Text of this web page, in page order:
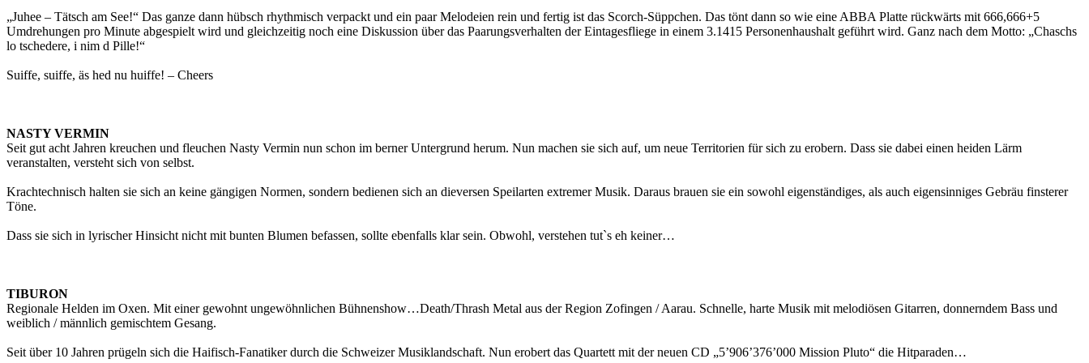
„Juhee – Tätsch am See!“ Das ganze dann hübsch rhythmisch verpackt und ein paar Melodeien rein und fertig ist das Scorch-Süppchen. Das tönt dann so wie eine ABBA Platte rückwärts mit 666,666+5
Umdrehungen pro Minute abgespielt wird und gleichzeitig noch eine Diskussion über das Paarungsverhalten der Eintagesfliege in einem 3.1415 Personenhaushalt geführt wird. Ganz nach dem Motto: „Chaschs
lo tschedere, i nim d Pille!“
Suiffe, suiffe, äs hed nu huiffe! – Cheers
NASTY VERMIN
Seit gut acht Jahren kreuchen und fleuchen Nasty Vermin nun schon im berner Untergrund herum. Nun machen sie sich auf, um neue Territorien für sich zu erobern. Dass sie dabei einen heiden Lärm
veranstalten, versteht sich von selbst.
Krachtechnisch halten sie sich an keine gängigen Normen, sondern bedienen sich an dieversen Speilarten extremer Musik. Daraus brauen sie ein sowohl eigenständiges, als auch eigensinniges Gebräu finsterer
Töne.
Dass sie sich in lyrischer Hinsicht nicht mit bunten Blumen befassen, sollte ebenfalls klar sein. Obwohl, verstehen tut`s eh keiner…
TIBURON
Regionale Helden im Oxen. Mit einer gewohnt ungewöhnlichen Bühnenshow…Death/Thrash Metal aus der Region Zofingen / Aarau. Schnelle, harte Musik mit melodiösen Gitarren, donnerndem Bass und
weiblich / männlich gemischtem Gesang.
Seit über 10 Jahren prügeln sich die Haifisch-Fanatiker durch die Schweizer Musiklandschaft. Nun erobert das Quartett mit der neuen CD „5’906’376’000 Mission Pluto“ die Hitparaden…